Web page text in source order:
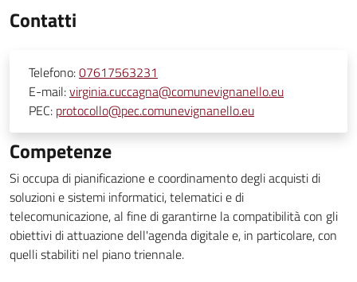
Contatti
Telefono:07617563231
E-mail:virginia.cuccagna@comunevignanello.eu
PEC: protocollo@pec.comunevignanello.eu
Competenze
Si occupa di pianificazione e coordinamento degli acquisti di
soluzioni e sistemi informatici, telematici e di
telecomunicazione, al fine di garantirne la compatibilità con gli
obiettivi di attuazione dell'agenda digitale e, in particolare, con
quelli stabiliti nel piano triennale.